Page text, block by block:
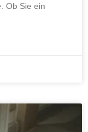
Ob Sie ein